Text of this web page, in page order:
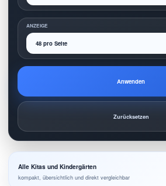
ANZEIGE
Anwenden
Zurücksetzen
Alle Kitas und Kindergärten
kompakt, übersichtlich und direkt vergleichbar